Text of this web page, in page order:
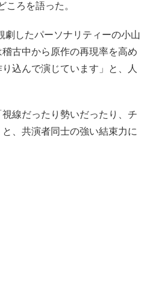
ろを語った。
したパーソナリティーの小山
古中から原作の再現率を高め
込んで演じています」と、人
線だったり勢いだったり、チ
、共演者同士の強い結束力に